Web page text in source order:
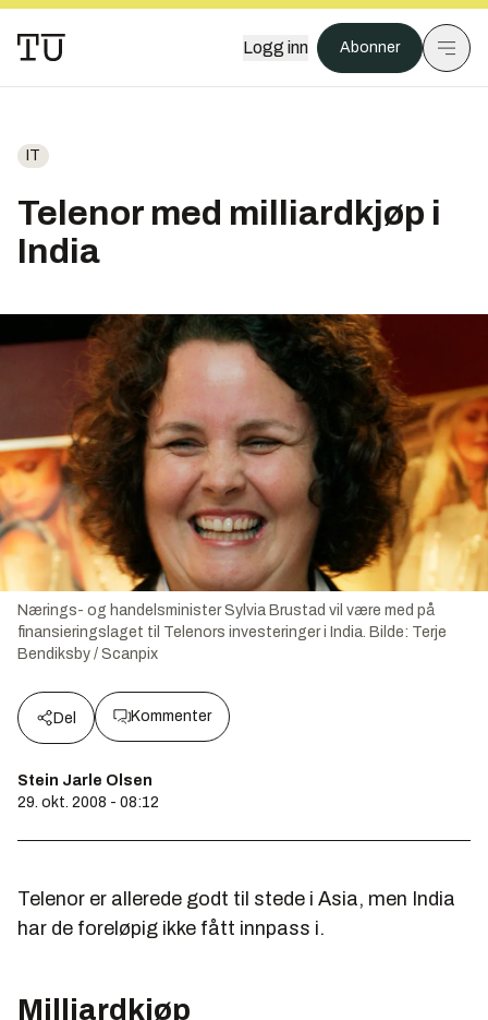
Logg inn Abonner
IT
Telenor med milliardkjøp i
India
Nærings- og handelsminister Sylvia Brustad vil være med på
finansieringslaget til Telenors investeringer i India. Bilde: Terje
Bendiksby / Scanpix
Del Kommenter
Stein Jarle Olsen
29. okt. 2008 - 08:12
Telenor er allerede godt til stede i Asia, men India
har de foreløpig ikke fått innpass i.
Milliardkjøp